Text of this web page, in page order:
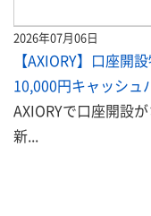
2026年07月06日
【AXIORY】口座開
10,000円キャッシュ
AXIORYで口座開設
新...